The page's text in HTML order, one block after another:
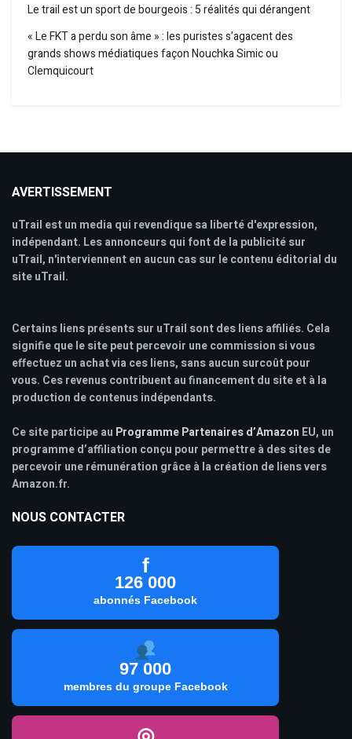
Le trail est un sport de bourgeois : 5 réalités qui dérangent
« Le FKT a perdu son âme » : les puristes s’agacent des
grands shows médiatiques façon Nouchka Simic ou
Clemquicourt
AVERTISSEMENT
uTrail est un media qui revendique sa liberté d'expression,
indépendant. Les annonceurs qui font de la publicité sur
uTrail, n'interviennent en aucun cas sur le contenu éditorial du
site uTrail.
Certains liens présents sur uTrail sont des liens affiliés. Cela
signifie que le site peut percevoir une commission si vous
effectuez un achat via ces liens, sans aucun surcoût pour
vous. Ces revenus contribuent au financement du site et à la
production de contenus indépendants.
Ce site participe au Programme Partenaires d’Amazon EU, un
programme d’affiliation conçu pour permettre à des sites de
percevoir une rémunération grâce à la création de liens vers
Amazon.fr.
NOUS CONTACTER
f
126 000
abonnés Facebook
97 000
membres du groupe Facebook